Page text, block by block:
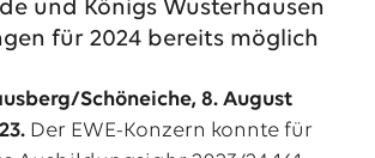
und Königs Wusterhausen
für 2024 bereits möglich
Schöneiche, 8. August
Der EWE-Konzern konnte für